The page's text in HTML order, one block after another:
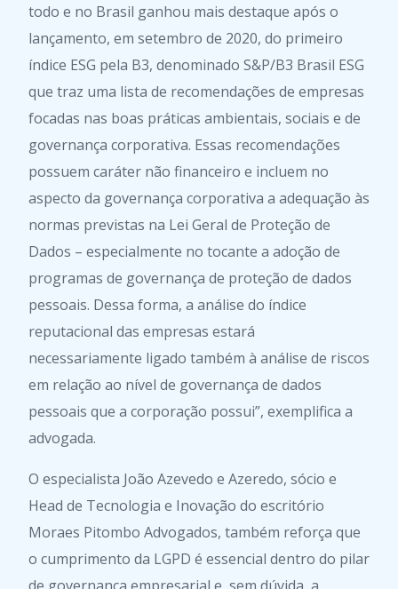
todo e no Brasil ganhou mais destaque após o
lançamento, em setembro de 2020, do primeiro
índice ESG pela B3, denominado S&P/B3 Brasil ESG
que traz uma lista de recomendações de empresas
focadas nas boas práticas ambientais, sociais e de
governança corporativa. Essas recomendações
possuem caráter não financeiro e incluem no
aspecto da governança corporativa a adequação às
normas previstas na Lei Geral de Proteção de
Dados – especialmente no tocante a adoção de
programas de governança de proteção de dados
pessoais. Dessa forma, a análise do índice
reputacional das empresas estará
necessariamente ligado também à análise de riscos
em relação ao nível de governança de dados
pessoais que a corporação possui”, exemplifica a
advogada.
O especialista João Azevedo e Azeredo, sócio e
Head de Tecnologia e Inovação do escritório
Moraes Pitombo Advogados, também reforça que
o cumprimento da LGPD é essencial dentro do pilar